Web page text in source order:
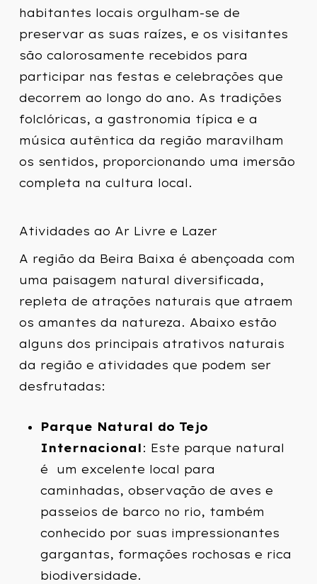
habitantes locais orgulham-se de
preservar as suas raízes, e os visitantes
são calorosamente recebidos para
participar nas festas e celebrações que
decorrem ao longo do ano. As tradições
folclóricas, a gastronomia típica e a
música autêntica da região maravilham
os sentidos, proporcionando uma imersão
completa na cultura local.
Atividades ao Ar Livre e Lazer
A região da Beira Baixa é abençoada com
uma paisagem natural diversificada,
repleta de atrações naturais que atraem
os amantes da natureza. Abaixo estão
alguns dos principais atrativos naturais
da região e atividades que podem ser
desfrutadas:
Parque Natural do Tejo
Internacional : Este parque natural
é um excelente local para
caminhadas, observação de aves e
passeios de barco no rio, também
conhecido por suas impressionantes
gargantas, formações rochosas e rica
biodiversidade.